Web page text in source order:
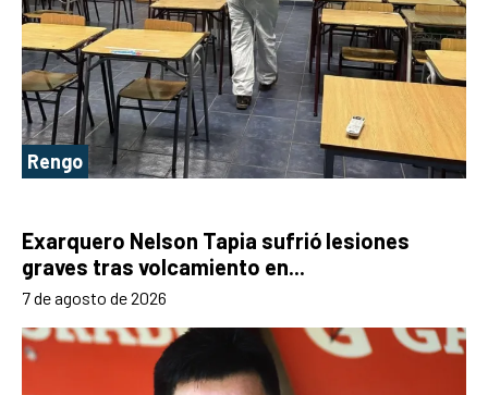
Rengo
Exarquero Nelson Tapia sufrió lesiones
graves tras volcamiento en...
7 de agosto de 2026